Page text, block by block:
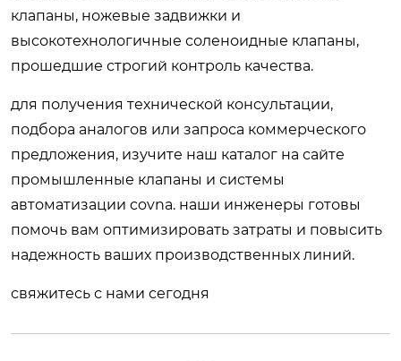
клапаны, ножевые задвижки и
высокотехнологичные соленоидные клапаны,
прошедшие строгий контроль качества.
для получения технической консультации,
подбора аналогов или запроса коммерческого
предложения, изучите наш каталог на сайте
промышленные клапаны и системы
автоматизации covna. наши инженеры готовы
помочь вам оптимизировать затраты и повысить
надежность ваших производственных линий.
свяжитесь с нами сегодня